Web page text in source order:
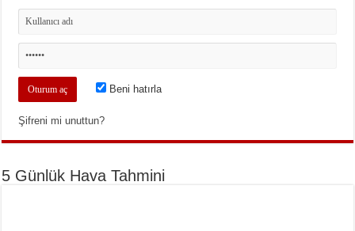
Beni hatırla
Şifreni mi unuttun?
5 Günlük Hava Tahmini